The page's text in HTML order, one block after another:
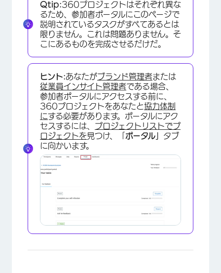
Qtip:360プロジェクトはそれぞれ異な
るため、参加者ポータルにこのページで
説明されているタスクがすべてあるとは
限りません。これは問題ありません。そ
こにあるものを完成させるだけだ。
ヒント:あなたがブランド管理者または
従業員インサイト管理者である場合、
参加者ポータルにアクセスする前に、
360プロジェクトをあなたと協力体制
にする必要があります。ポータルにアク
セスするには、 プロジェクトリストでプ
ロジェクトを見つけ、「 ポータル」 タブ
に向かいます。